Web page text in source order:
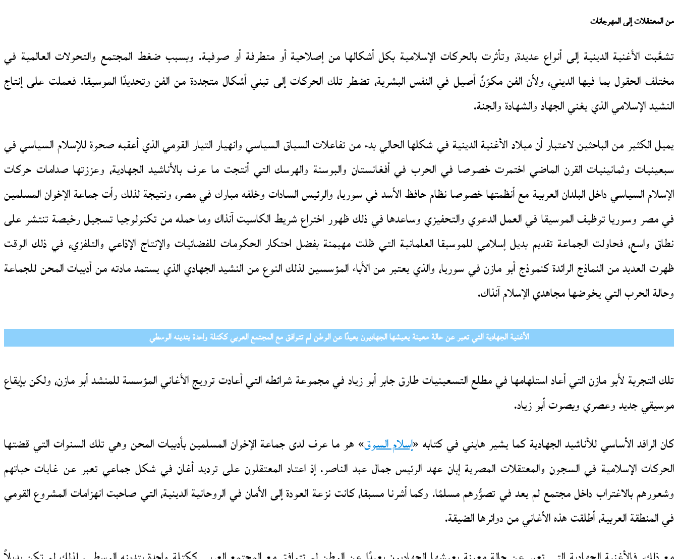
من المعتقلات إلى المهرجانات
تشعَّبت الأغنية الدينية إلى أنواع عديدة، وتأثرت بالحركات الإسلامية بكل أشكالها من إصلاحية أو متطرفة أو صوفية. وبسبب ضغط المجتمع والتحولات العالمية في
مختلف الحقول بما فيها الديني، ولأن الفن مكوّنٌ أصيل في النفس البشرية، تضطر تلك الحركات إلى تبني أشكال متجددة من الفن وتحديدًا الموسيقا. فعملت على إنتاج
النشيد الإسلامي الذي يغني الجهاد والشهادة والجنة.
يميل الكثير من الباحثين لاعتبار أن ميلاد الأغنية الدينية في شكلها الحالي بدء من تفاعلات السياق السياسي وانهيار التيار القومي الذي أعقبه صحوة للإسلام السياسي في
سبعينيات وثمانينيات القرن الماضي اختمرت خصوصا في الحرب في أفغانستان والبوسنة والهرسك التي أنتجت ما عرف بالأناشيد الجهادية، وعززتها صدامات حركات
الإسلام السياسي داخل البلدان العربية مع أنظمتها خصوصا نظام حافظ الأسد في سوريا، والرئيس السادات وخلفه مبارك في مصر، ونتيجة لذلك رأت جماعة الإخوان المسلمين
في مصر وسوريا توظيف الموسيقا في العمل الدعوي والتحفيزي وساعدها في ذلك ظهور اختراع شريط الكاسيت آنذاك وما حمله من تكنولوجيا تسجيل رخيصة تنتشر على
نطاق واسع، فحاولت الجماعة تقديم بديل إسلامي للموسيقا العلمانية التي ظلت مهيمنة بفضل احتكار الحكومات للفضائيات والإنتاج الإذاعي والتلفزي، في ذلك الوقت
ظهرت العديد من النماذج الرائدة كنموذج أبو مازن في سوريا، والذي يعتبر من الأباء المؤسسين لذلك النوع من النشيد الجهادي الذي يستمد مادته من أدبيات المحن للجماعة
وحالة الحرب التي يخوضها مجاهدي الإسلام آنذاك.
الأغنية الجهادية التي تعبر عن حالة معينة يعيشها الجهاديون بعيدًا عن الوطن لم تتوافق مع المجتمع العربي ككتلة واحدة بتدينه الوسطي
تلك التجربة لأبو مازن التي أعاد استلهامها في مطلع التسعينيات طارق جابر أبو زياد في مجموعة شرائطه التي أعادت ترويج الأغاني المؤسسة للمنشد أبو مازن، ولكن بإيقاع
موسيقي جديد وعصري وبصوت أبو زياد.
كان الرافد الأساسي للأناشيد الجهادية كما يشير هايني في كتابه «إسلام السوق» هو ما عرف لدى جماعة الإخوان المسلمين بأدبيات المحن وهي تلك السنوات التي قضتها
الحركات الإسلامية في السجون والمعتقلات المصرية إبان عهد الرئيس جمال عبد الناصر. إذ اعتاد المعتقلون على ترديد أغان في شكل جماعي تعبر عن غايات حياتهم
وشعورهم بالاغتراب داخل مجتمع لم يعد في تصوُّرهم مسلمًا. وكما أشرنا مسبقا، كانت نزعة العودة إلى الأمان في الروحانية الدينية، التي صاحبت انهزامات المشروع القومي
في المنطقة العربية، أطلقت هذه الأغاني من دوائرها الضيقة.